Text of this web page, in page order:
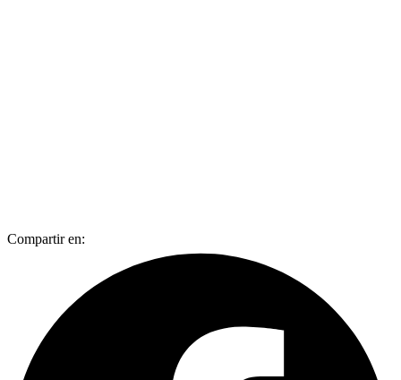
Compartir en: